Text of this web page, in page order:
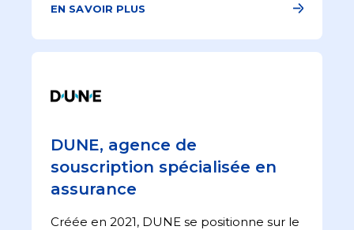
EN SAVOIR PLUS
DUNE, agence de
souscription spécialisée en
assurance
Créée en 2021, DUNE se positionne sur le